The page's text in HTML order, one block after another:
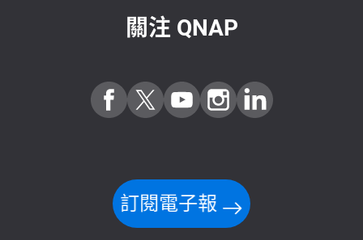
關注 QNAP
訂閱電子報